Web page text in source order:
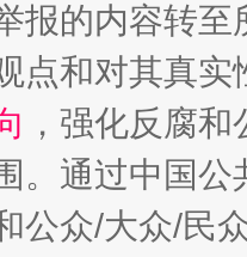
报的内容转
点和对其真实
，强化反腐
。通过中国
公众/大众/民